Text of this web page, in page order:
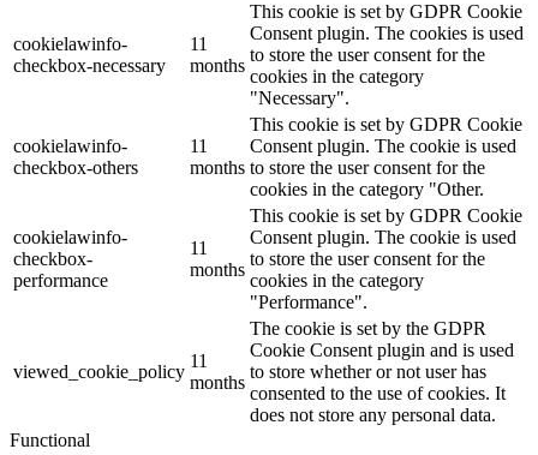
cookielawinfo-
checkbox-necessary
11
months
This cookie is set by GDPR Cookie
Consent plugin. The cookies is used
to store the user consent for the
cookies in the category
"Necessary".
cookielawinfo-
checkbox-others
11
months
This cookie is set by GDPR Cookie
Consent plugin. The cookie is used
to store the user consent for the
cookies in the category "Other.
cookielawinfo-
checkbox-
performance
11
months
This cookie is set by GDPR Cookie
Consent plugin. The cookie is used
to store the user consent for the
cookies in the category
"Performance".
viewed_cookie_policy
11
months
The cookie is set by the GDPR
Cookie Consent plugin and is used
to store whether or not user has
consented to the use of cookies. It
does not store any personal data.
Functional